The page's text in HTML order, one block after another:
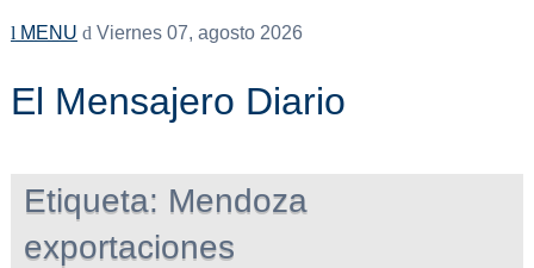
MENU Viernes 07, agosto 2026
El Mensajero Diario
Etiqueta: Mendoza
exportaciones